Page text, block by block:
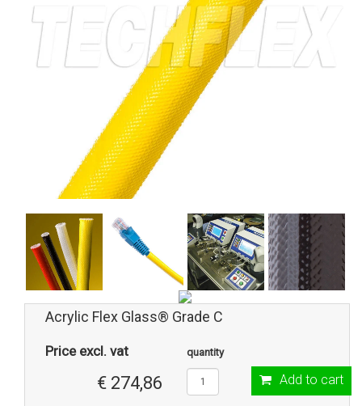
Acrylic Flex Glass® Grade C
Price excl. vat
€ 274,86
quantity
Add to cart